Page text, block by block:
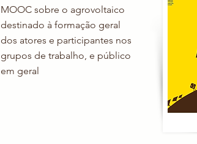
MOOC sobre o agrovoltaico
destinado à formação geral
dos atores e participantes nos
grupos de trabalho, e público
em geral